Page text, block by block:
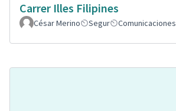
Carrer Illes Filipines
César Merino
Segur Comunicaciones